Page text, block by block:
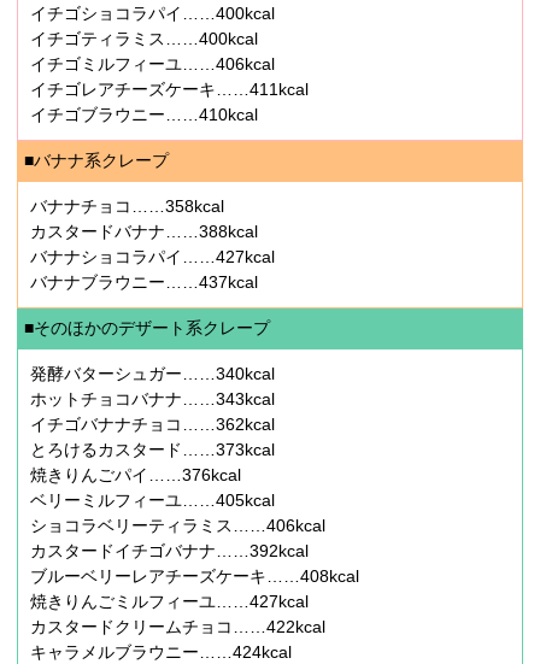
イチゴショコラパイ……400kcal
イチゴティラミス……400kcal
イチゴミルフィーユ……406kcal
イチゴレアチーズケーキ……411kcal
イチゴブラウニー……410kcal
■バナナ系クレープ
バナナチョコ……358kcal
カスタードバナナ……388kcal
バナナショコラパイ……427kcal
バナナブラウニー……437kcal
■そのほかのデザート系クレープ
発酵バターシュガー……340kcal
ホットチョコバナナ……343kcal
イチゴバナナチョコ……362kcal
とろけるカスタード……373kcal
焼きりんごパイ……376kcal
ベリーミルフィーユ……405kcal
ショコラベリーティラミス……406kcal
カスタードイチゴバナナ……392kcal
ブルーベリーレアチーズケーキ……408kcal
焼きりんごミルフィーユ……427kcal
カスタードクリームチョコ……422kcal
キャラメルブラウニー……424kcal